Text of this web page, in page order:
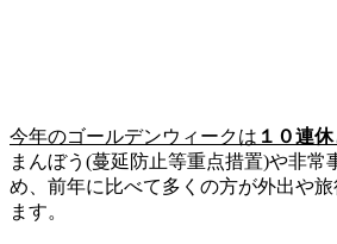
今年のゴールデンウィークは １０連休
まんぼう(蔓延防止等重点措置)や非常
め、前年に比べて多くの方が外出や
ます。